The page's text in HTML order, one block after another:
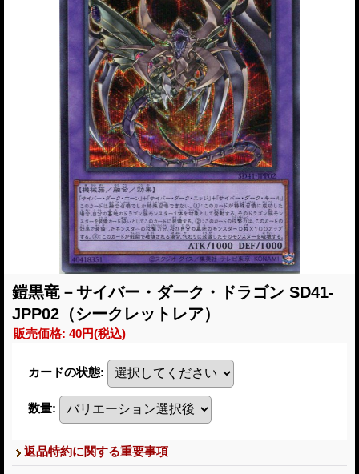
鎧黒竜－サイバー・ダーク・ドラゴン SD41-
JPP02（シークレットレア）
販売価格: 40円(税込)
カードの状態:
数量:
返品特約に関する重要事項